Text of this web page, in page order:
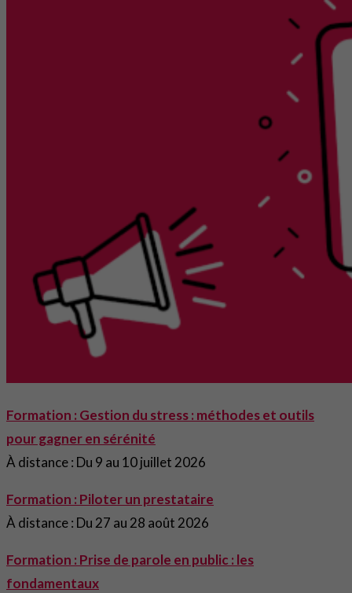
Formation : Gestion du stress : méthodes et outils
pour gagner en sérénité
À distance : Du 9 au 10 juillet 2026
Formation : Piloter un prestataire
À distance : Du 27 au 28 août 2026
Formation : Prise de parole en public : les
fondamentaux